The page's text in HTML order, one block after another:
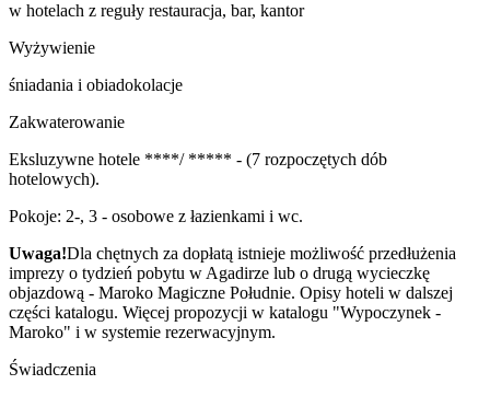
w hotelach z reguły restauracja, bar, kantor
Wyżywienie
śniadania i obiadokolacje
Zakwaterowanie
Eksluzywne hotele ****/ ***** - (7 rozpoczętych dób
hotelowych).
Pokoje: 2-, 3 - osobowe z łazienkami i wc.
Uwaga!Dla chętnych za dopłatą istnieje możliwość przedłużenia
imprezy o tydzień pobytu w Agadirze lub o drugą wycieczkę
objazdową - Maroko Magiczne Południe. Opisy hoteli w dalszej
części katalogu. Więcej propozycji w katalogu "Wypoczynek -
Maroko" i w systemie rezerwacyjnym.
Świadczenia